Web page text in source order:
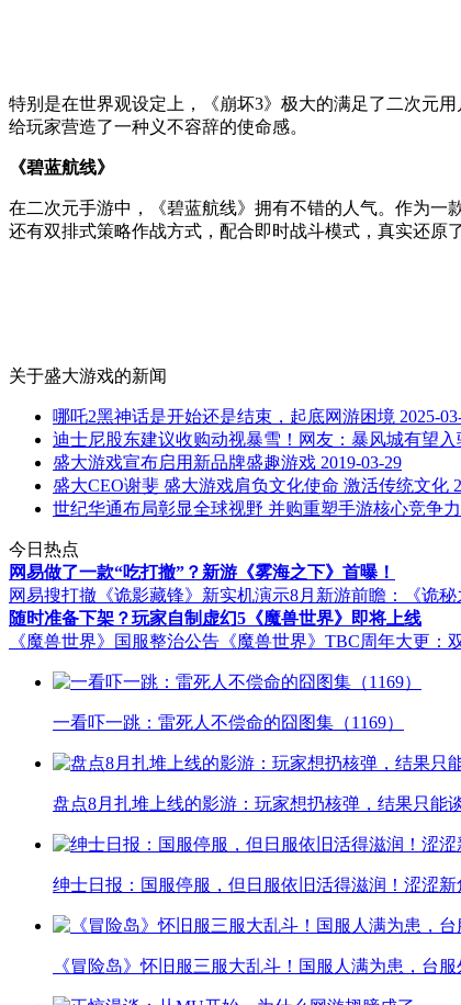
特别是在世界观设定上，《崩坏3》极大的满足了二次元
给玩家营造了一种义不容辞的使命感。
《碧蓝航线》
在二次元手游中，《碧蓝航线》拥有不错的人气。作为一
还有双排式策略作战方式，配合即时战斗模式，真实还原
关于盛大游戏的新闻
哪吒2黑神话是开始还是结束，起底网游困境 2025-
迪士尼股东建议收购动视暴雪！网友：暴风城有望入
盛大游戏宣布启用新品牌盛趣游戏 2019-03-29
盛大CEO谢斐 盛大游戏肩负文化使命 激活传统文化
世纪华通布局彰显全球视野 并购重塑手游核心竞争力
今日热点
网易做了一款“吃打撤”？新游《雾海之下》首曝！
网易搜打撤《诡影藏锋》新实机演示8月新游前瞻：《诡
随时准备下架？玩家自制虚幻5《魔兽世界》即将上线
《魔兽世界》国服整治公告 《魔兽世界》TBC周年大更：
一看吓一跳：雷死人不偿命的囧图集（1169）
盘点8月扎堆上线的影游：玩家想扔核弹，结果只能
绅士日报：国服停服，但日服依旧活得滋润！涩涩新
《冒险岛》怀旧服三服大乱斗！国服人满为患，台